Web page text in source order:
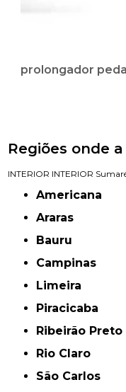
prolongador
Regiões onde
INTERIOR INTERIOR
Americana
Araras
Bauru
Campinas
Limeira
Piracicaba
Ribeirão Preto
Rio Claro
São Carlos